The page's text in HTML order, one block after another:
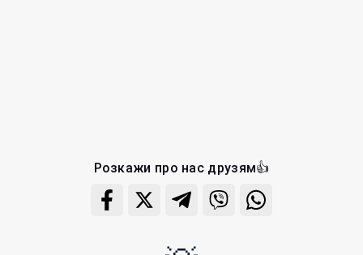
Розкажи про нас друзям👍